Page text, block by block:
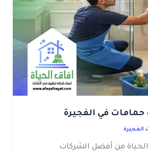
في الفجيرة
الفجيرة
من أفضل الشركات